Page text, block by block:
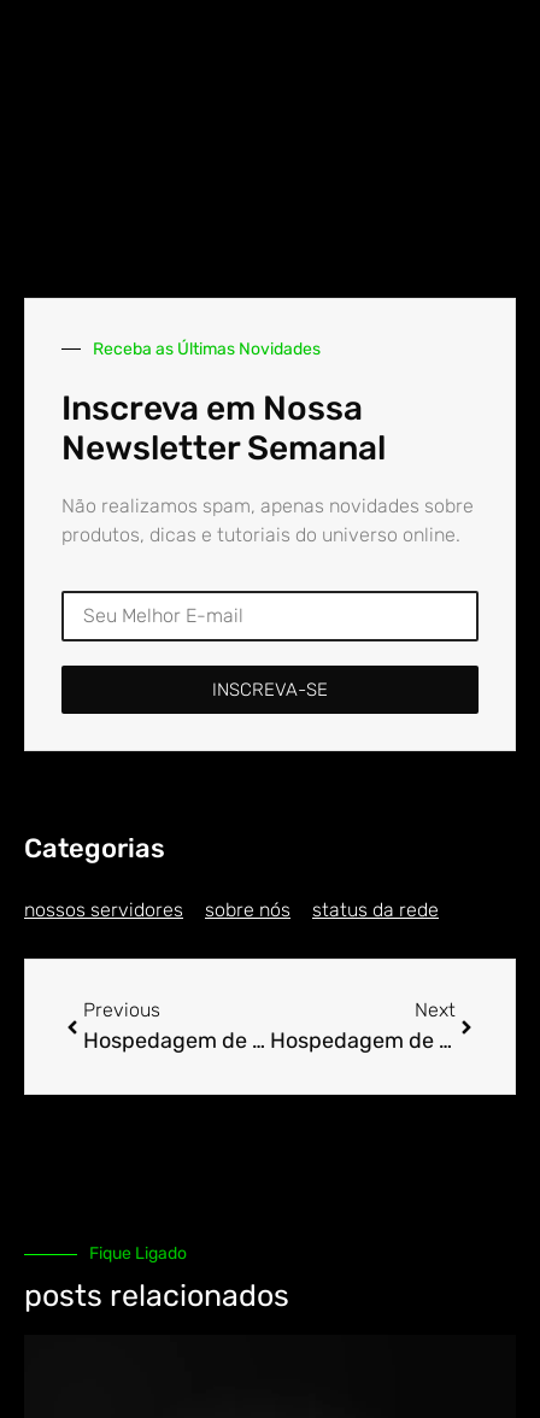
Receba as Últimas Novidades
Inscreva em Nossa
Newsletter Semanal
Não realizamos spam, apenas novidades sobre
produtos, dicas e tutoriais do universo online.
INSCREVA-SE
Categorias
nossos servidores sobre nós status da rede
Previous
Hospedagem de Sites para Engenheiro em Ângulo
Next
Hospedagem de Sites para Engenheiro em Anháia
Fique Ligado
posts relacionados